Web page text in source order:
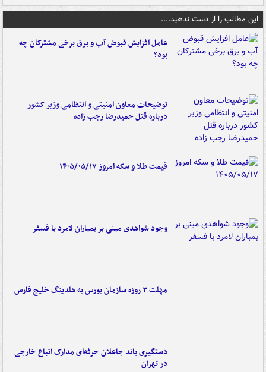
این مطالب را از دست ندهید....
عامل افزایش قبوض آب و برق برخی مشترکان چه
بود؟
توضیحات معاون امنیتی و انتظامی وزیر کشور
درباره قتل حمیدرضا رجب زاده
قیمت طلا و سکه امروز ۱۴۰۵/۰۵/۱۷
وجود شواهدی مبنی بر بمباران لامرد با فسفر
مهلت ۳ روزه سازمان بورس به هلدینگ خلیج فارس
دستگیری باند جاعلان حرفه‌ای مدارک اتباع خارجی
در تهران